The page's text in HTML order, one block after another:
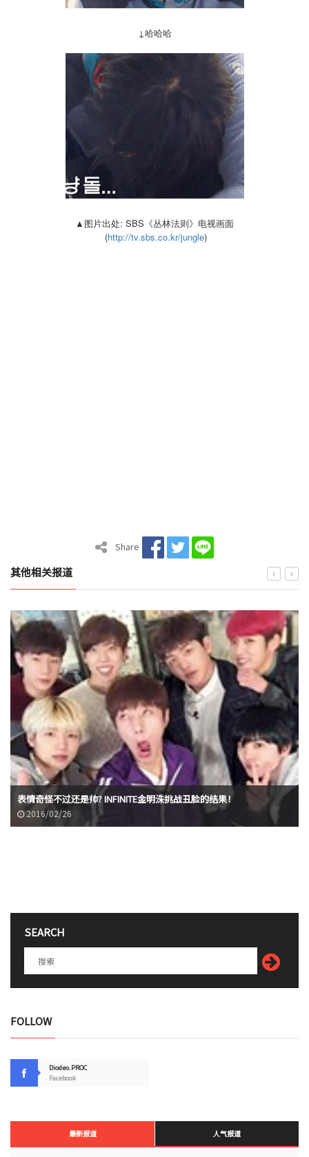
↓哈哈哈
▲图片出处: SBS《丛林法则》电视画面
(http://tv.sbs.co.kr/jungle)
Share
其他相关报道
表情奇怪不过还是帅? INFINITE金明洙挑战丑脸的结果！
2016/02/26
SEARCH
FOLLOW
Diodeo.PROC
Facebook
最新报道 人气报道